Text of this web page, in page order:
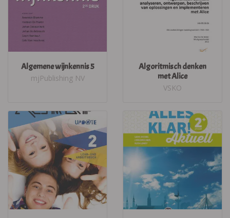
Algemene wijnkennis 5
mjPublishing NV
Algoritmisch denken
met Alice
VSKO